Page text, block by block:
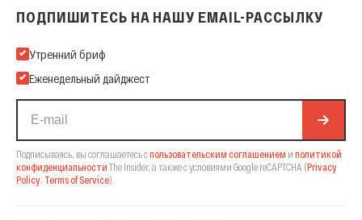
ПОДПИШИТЕСЬ НА НАШУ EMAIL-РАССЫЛКУ
Подпишитесь на нашу Email-рассылку
Утренний бриф
Еженедельный дайджест
Подписываясь, вы соглашаетесь спользовательским соглашением и политикой
конфиденциальности The Insider, а также с условиями Google reCAPTCHA (Privacy
Policy Terms of Service).